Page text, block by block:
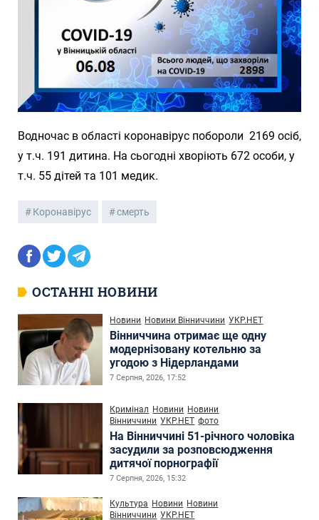
Водночас в області коронавірус побороли 2169 осіб,
у т.ч. 191 дитина. На сьогодні хворіють 672 особи, у
т.ч. 55 дітей та 101 медик.
Коронавірус смерть
ОСТАННІ НОВИНИ
Новини Новини Вінниччини УКР.НЕТ
Вінниччина отримає ще одну
модернізовану котельню за
угодою з Нідерландами
7 Серпня, 2026, 17:52
Кримінал Новини Новини
Вінниччини УКР.НЕТ фото
На Вінниччині 51-річного чоловіка
засудили за розповсюдження
дитячої порнографії
7 Серпня, 2026, 15:32
Культура Новини Новини
Вінниччини УКР.НЕТ